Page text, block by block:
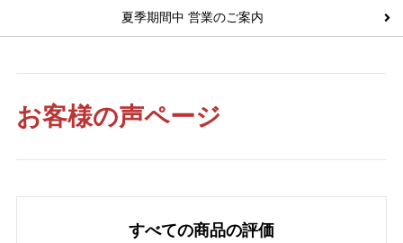
夏季期間中 営業のご案内
お客様の声ページ
すべての商品の評価